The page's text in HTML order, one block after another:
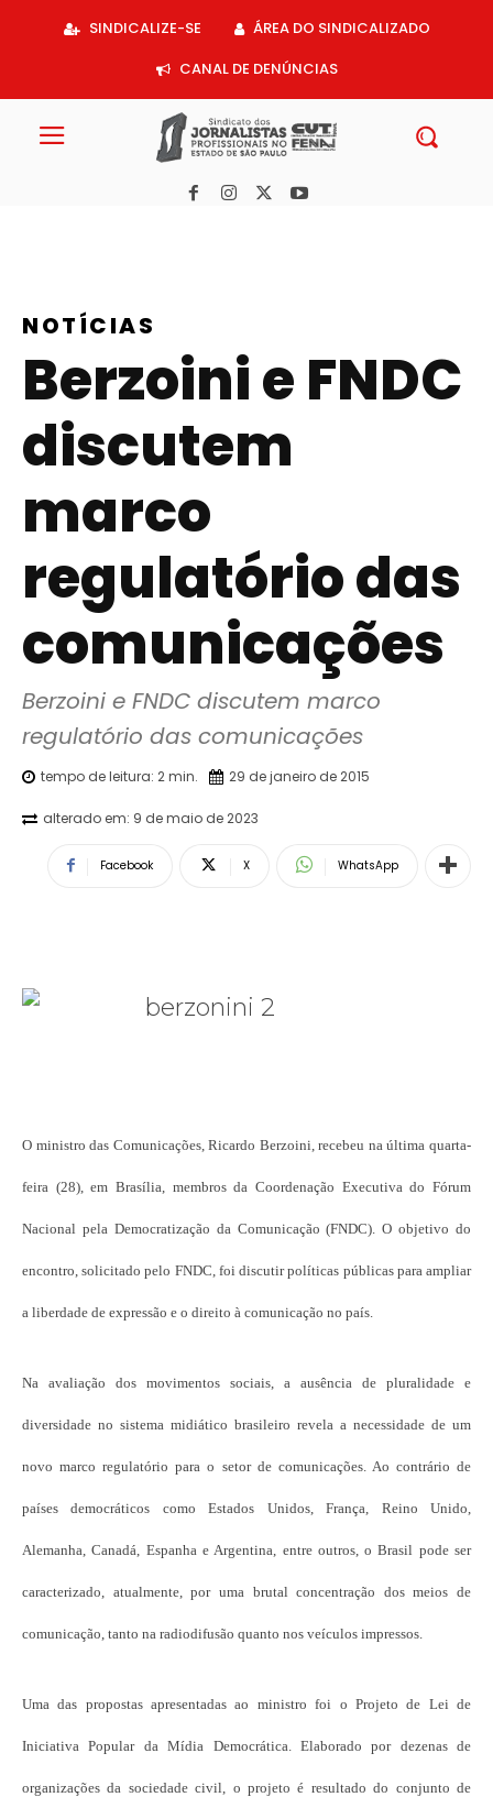
SINDICALIZE-SE
ÁREA DO SINDICALIZADO
CANAL DE DENÚNCIAS
NOTÍCIAS
Berzoini e FNDC
discutem
marco
regulatório das
comunicações
Berzoini e FNDC discutem marco
regulatório das comunicações
tempo de leitura: 2min. 29 de janeiro de 2015
alterado em: 9 de maio de 2023
Facebook X WhatsApp
O ministro das Comunicações, Ricardo Berzoini, recebeu na última quarta-
feira (28), em Brasília, membros da Coordenação Executiva do Fórum
Nacional pela Democratização da Comunicação (FNDC). O objetivo do
encontro, solicitado pelo FNDC, foi discutir políticas públicas para ampliar
a liberdade de expressão e o direito à comunicação no país.
Na avaliação dos movimentos sociais, a ausência de pluralidade e
diversidade no sistema midiático brasileiro revela a necessidade de um
novo marco regulatório para o setor de comunicações. Ao contrário de
países democráticos como Estados Unidos, França, Reino Unido,
Alemanha, Canadá, Espanha e Argentina, entre outros, o Brasil pode ser
caracterizado, atualmente, por uma brutal concentração dos meios de
comunicação, tanto na radiodifusão quanto nos veículos impressos.
Uma das propostas apresentadas ao ministro foi o Projeto de Lei de
Iniciativa Popular da Mídia Democrática. Elaborado por dezenas de
organizações da sociedade civil, o projeto é resultado do conjunto de